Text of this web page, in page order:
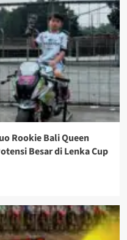
Rookie Bali Queen
Besar di Lenka Cup